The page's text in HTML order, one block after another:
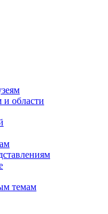
области
темам